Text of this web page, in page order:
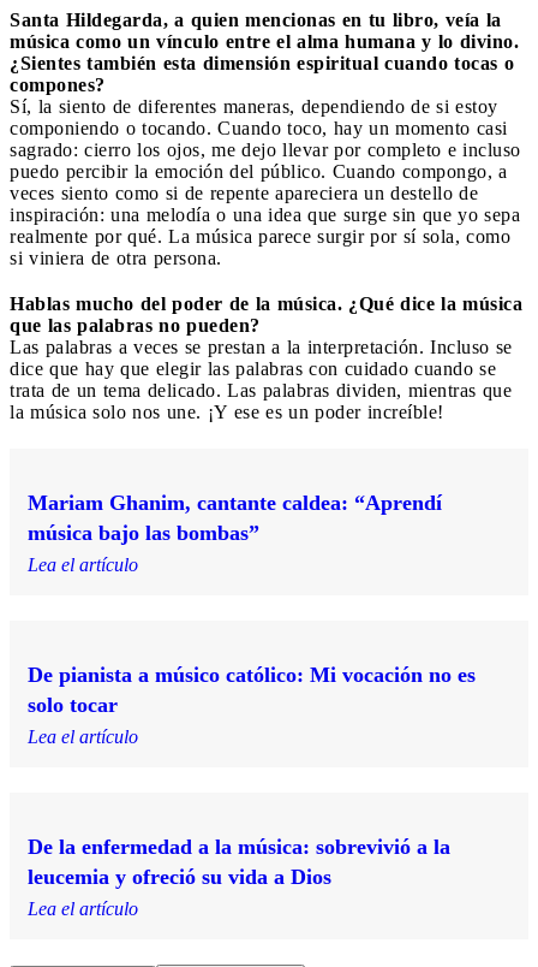
Santa Hildegarda, a quien mencionas en tu libro, veía la
música como un vínculo entre el alma humana y lo divino.
¿Sientes también esta dimensión espiritual cuando tocas o
compones?
Sí, la siento de diferentes maneras, dependiendo de si estoy
componiendo o tocando. Cuando toco, hay un momento casi
sagrado: cierro los ojos, me dejo llevar por completo e incluso
puedo percibir la emoción del público. Cuando compongo, a
veces siento como si de repente apareciera un destello de
inspiración: una melodía o una idea que surge sin que yo sepa
realmente por qué. La música parece surgir por sí sola, como
si viniera de otra persona.
Hablas mucho del poder de la música. ¿Qué dice la música
que las palabras no pueden?
Las palabras a veces se prestan a la interpretación. Incluso se
dice que hay que elegir las palabras con cuidado cuando se
trata de un tema delicado. Las palabras dividen, mientras que
la música solo nos une. ¡Y ese es un poder increíble!
Mariam Ghanim, cantante caldea: “Aprendí
música bajo las bombas”
Lea el artículo
De pianista a músico católico: Mi vocación no es
solo tocar
Lea el artículo
De la enfermedad a la música: sobrevivió a la
leucemia y ofreció su vida a Dios
Lea el artículo